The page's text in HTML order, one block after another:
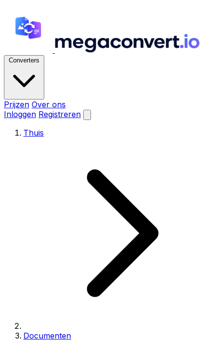
Converters
Prijzen Over ons
Inloggen Registreren
Thuis
Documenten